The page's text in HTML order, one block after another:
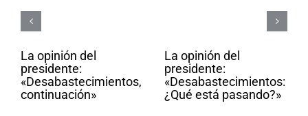
La opinión del
presidente:
«Desabastecimientos,
continuación»
La opinión del
presidente:
«Desabastecimientos:
¿Qué está pasando?»